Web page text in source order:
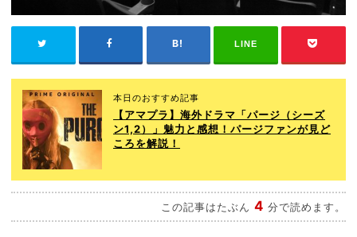
LINE
本日のおすすめ記事
【アマプラ】海外ドラマ「パージ（シーズ
ン1,2）」魅力と感想！パージファンが見ど
ころを解説！
この記事はたぶん 4 分で読めます。